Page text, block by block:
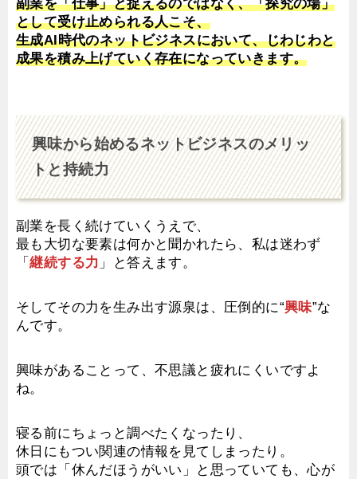
副業を「仕事」と捉えるのではなく、「探究の場」
として受け止められる人こそ、
生成AI時代のネットビジネスにおいて、じわじわと
成果を積み上げていく存在になっていきます。
興味から始めるネットビジネスのメリッ
トと持続力
副業を長く続けていくうえで、
最も大切な要素は何かと聞かれたら、私は迷わず
「継続する力 」と答えます。
そしてその力を生み出す源泉は、圧倒的に“興味”な
んです。
興味があることって、不思議と疲れにくいですよ
ね。
寝る前にちょっと調べたくなったり、
休日にもつい関連の情報を見てしまったり。
頭では「休んだほうがいい」と思っていても、心が